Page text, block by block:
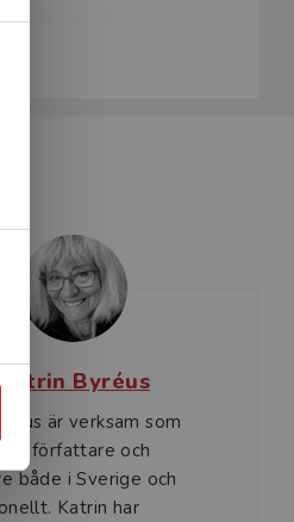
Byréus
är verksam som
författare och
både i Sverige och
Katrin har